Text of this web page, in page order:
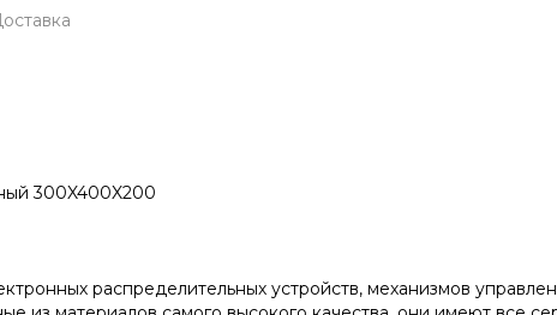
300X400X200
распределительных устройств, механизмов